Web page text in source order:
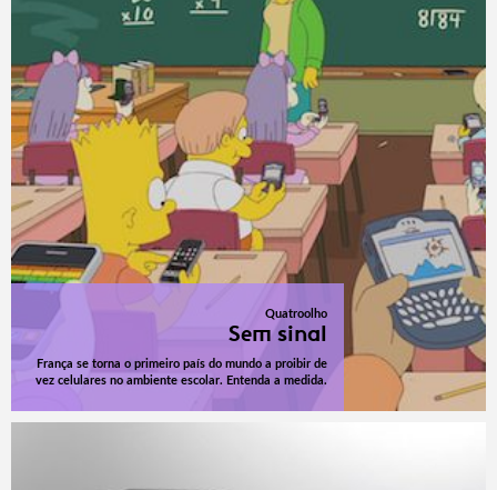
Quatroolho
Sem sinal
França se torna o primeiro país do mundo a proibir de
vez celulares no ambiente escolar. Entenda a medida.